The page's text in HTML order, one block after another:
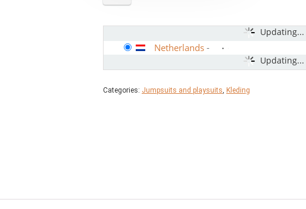
Updating...
Updating...
Netherlands -
Categories: Jumpsuits and playsuits, Kleding